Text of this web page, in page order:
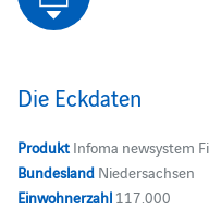
Die Eckdaten
ProduktInfoma newsystem
BundeslandNiedersachsen
Einwohnerzahl117.000